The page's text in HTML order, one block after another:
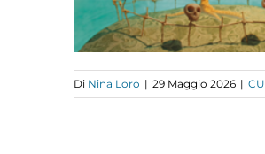
Di Nina Loro | 29 Maggio 2026 |